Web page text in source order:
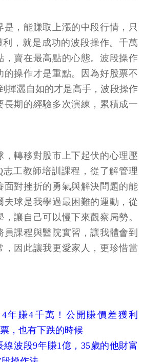
是，能賺取上漲的中段行情，只
利，就是成功的波段操作。千萬
，賣在最高點的心態。波段操作
的操作才是重點。因為好股票不
揮灑自如的才是高手，波段操作
長期的經驗多次演練，累積成一
，轉移對股市上下起伏的心理壓
志工教師培訓課程，從了解管理
面對挫折的勇氣與解決問題的能
夫球是我學過最困難的運動，從
讓自己可以慢下來觀察局勢。
課程與醫院實習，讓我體會到
，因此讓我更愛家人，更珍惜當
年賺4千萬！公開賺價差獲利
，也有下跌的時候
波段9年賺1億，35歲的他財富